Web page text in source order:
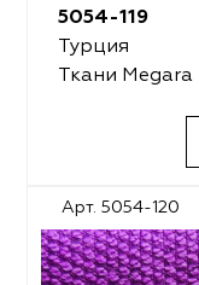
5054-119
Турция
Ткани Megara
Арт. 5054-120